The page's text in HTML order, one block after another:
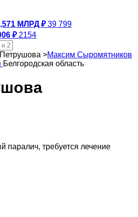
МЛРД ₽ 39 799
₽ 2154
>Максим Сыромятников
Белгородская область
паралич, требуется лечение